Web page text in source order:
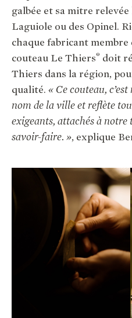
galbée et sa mitre
Laguiole ou des Opinel.
chaque fabricant
couteau Le Thiers® doit
Thiers dans la région,
qualité. « Ce couteau,
nom de la ville et reflète
exigeants, attachés à
savoir-faire. », explique